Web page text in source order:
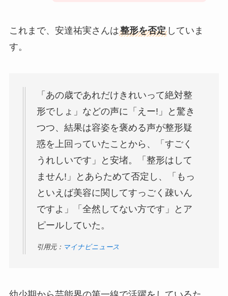
これまで、安達祐実さんは整形を否定していま
す。
「あの歳であれだけきれいって絶対整
形でしょ」などの声に「えー!」と驚き
つつ、結果は容姿を褒める声が整形疑
惑を上回っていたことから、「すごく
うれしいです」と安堵。「整形はして
ません!」とあらためて否定し、「もっ
といえば美容に関してすっごく疎いん
ですよ」「全然してない方です」とア
ピールしていた。
引用元： マイナビニュース